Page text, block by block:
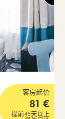
客房起价
81 €
提前45天以上